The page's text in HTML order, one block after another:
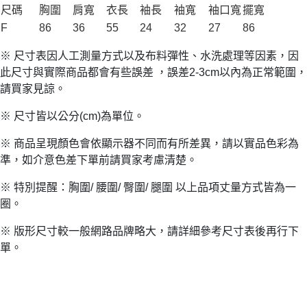
尺碼 胸圍 肩寬 衣長 袖長 袖寬 袖口寬擺寬
F
86 36 55 24 32 27 86
※ 尺寸表因人工測量方式以及布料彈性、水洗處理等因素，因
此尺寸與實際商品都會有些誤差 ，誤差2-3cm以內為正常範圍，
請買家見諒。
※ 尺寸皆以公分(cm)為單位。
※ 商品呈現顏色會依顯示器不同而有所差異，請以實品色彩為
準，如介意色差下單前請買家考慮清楚。
※ 特別提醒：胸圍/ 腰圍/ 臀圍/ 腿圍 以上品項丈量方式皆為一
圈。
※ 版形尺寸較一般網路品牌略大，請詳細參考尺寸表後再行下
單。